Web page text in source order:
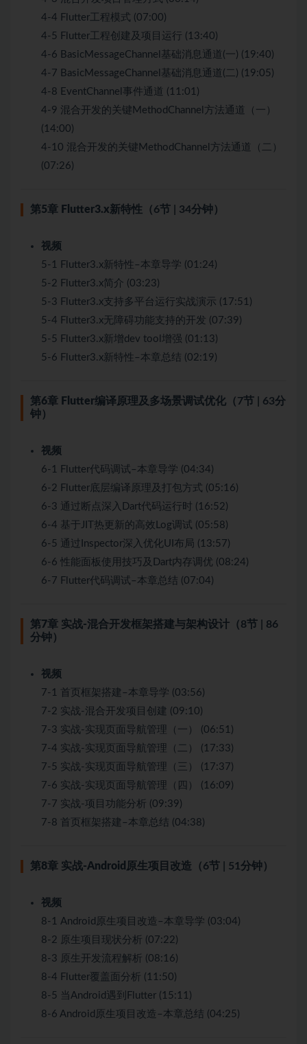
4-4 Flutter工程模式 (07:00)
4-5 Flutter工程创建及项目运行 (13:40)
4-6 BasicMessageChannel基础消息通道(一) (19:40)
4-7 BasicMessageChannel基础消息通道(二) (19:05)
4-8 EventChannel事件通道 (11:01)
4-9 混合开发的关键MethodChannel方法通道（一）
(14:00)
4-10 混合开发的关键MethodChannel方法通道（二）
(07:26)
第5章 Flutter3.x新特性 （6节 | 34分钟）
视频
5-1 Flutter3.x新特性–本章导学 (01:24)
5-2 Flutter3.x简介 (03:23)
5-3 Flutter3.x支持多平台运行实战演示 (17:51)
5-4 Flutter3.x无障碍功能支持的开发 (07:39)
5-5 Flutter3.x新增dev tool增强 (01:13)
5-6 Flutter3.x新特性–本章总结 (02:19)
第6章 Flutter编译原理及多场景调试优化 （7节 | 63分
钟）
视频
6-1 Flutter代码调试–本章导学 (04:34)
6-2 Flutter底层编译原理及打包方式 (05:16)
6-3 通过断点深入Dart代码运行时 (16:52)
6-4 基于JIT热更新的高效Log调试 (05:58)
6-5 通过Inspector深入优化UI布局 (13:57)
6-6 性能面板使用技巧及Dart内存调优 (08:24)
6-7 Flutter代码调试–本章总结 (07:04)
第7章 实战-混合开发框架搭建与架构设计 （8节 | 86
分钟）
视频
7-1 首页框架搭建–本章导学 (03:56)
7-2 实战-混合开发项目创建 (09:10)
7-3 实战-实现页面导航管理（一） (06:51)
7-4 实战-实现页面导航管理（二） (17:33)
7-5 实战-实现页面导航管理（三） (17:37)
7-6 实战-实现页面导航管理（四） (16:09)
7-7 实战-项目功能分析 (09:39)
7-8 首页框架搭建–本章总结 (04:38)
第8章 实战-Android原生项目改造 （6节 | 51分钟）
视频
8-1 Android原生项目改造–本章导学 (03:04)
8-2 原生项目现状分析 (07:22)
8-3 原生开发流程解析 (08:16)
8-4 Flutter覆盖面分析 (11:50)
8-5 当Android遇到Flutter (15:11)
8-6 Android原生项目改造–本章总结 (04:25)